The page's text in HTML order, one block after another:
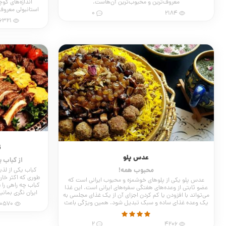
معروف‌ترین و محبوب‌ترین آن‌هاست.
0
اندازه‌های
استانبولی
عدس پلو
محبوب همه!
عدس پلو یکی از پلوهای خوشمزه و محبوب ایرانی است که
عضو ثابتی از وعده‌های هفتگی سفره‌های ایرانی است. این غذا
می‌تواند با افزودن یا کم کردن اجزای آن از یک غذای مجلسی به
یک وعده غذای ساده و سبک تبدیل شود. همین ویژگی باعث
شده تا عدس پلو بر سفره‌ی دارا و ندار به یک نسبت محبوب
باشد.
از
کباب یکی از
طوری که اکثر
کباب چه راهی را
ایران نگری